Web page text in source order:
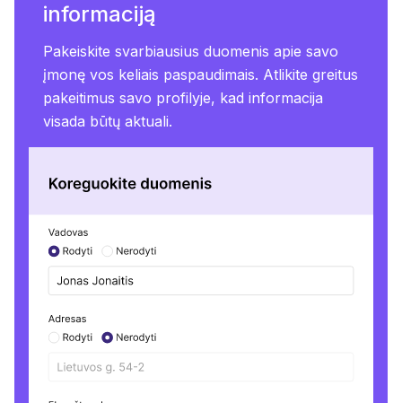
informaciją
Pakeiskite svarbiausius duomenis apie savo
įmonę vos keliais paspaudimais. Atlikite greitus
pakeitimus savo profilyje, kad informacija
visada būtų aktuali.